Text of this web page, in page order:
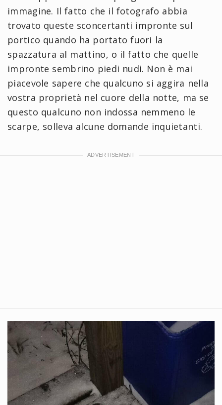
immagine. Il fatto che il fotografo abbia
trovato queste sconcertanti impronte sul
portico quando ha portato fuori la
spazzatura al mattino, o il fatto che quelle
impronte sembrino piedi nudi. Non è mai
piacevole sapere che qualcuno si aggira nella
vostra proprietà nel cuore della notte, ma se
questo qualcuno non indossa nemmeno le
scarpe, solleva alcune domande inquietanti.